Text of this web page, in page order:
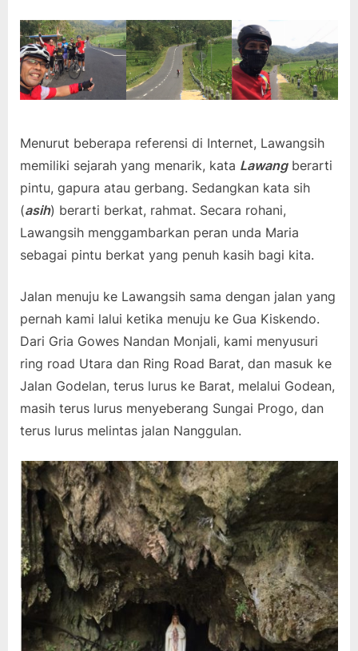
Menurut beberapa referensi di Internet, Lawangsih
memiliki sejarah yang menarik, kata Lawangberarti
pintu, gapura atau gerbang. Sedangkan kata sih
(asih) berarti berkat, rahmat. Secara rohani,
Lawangsih menggambarkan peran unda Maria
sebagai pintu berkat yang penuh kasih bagi kita.
Jalan menuju ke Lawangsih sama dengan jalan yang
pernah kami lalui ketika menuju ke Gua Kiskendo.
Dari Gria Gowes Nandan Monjali, kami menyusuri
ring road Utara dan Ring Road Barat, dan masuk ke
Jalan Godelan, terus lurus ke Barat, melalui Godean,
masih terus lurus menyeberang Sungai Progo, dan
terus lurus melintas jalan Nanggulan.